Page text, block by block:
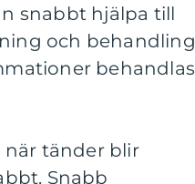
snabbt hjälpa till
och behandling
behandlas
när tänder blir
Snabb